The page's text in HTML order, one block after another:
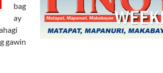
bag
ay
gawin